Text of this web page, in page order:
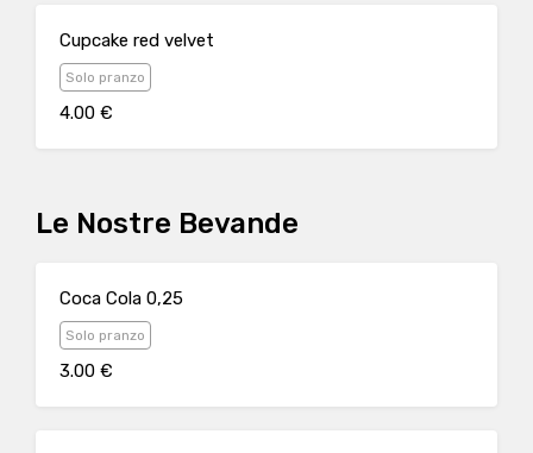
Cupcake red velvet
Solo pranzo
4.00 €
Le Nostre Bevande
Coca Cola 0,25
Solo pranzo
3.00 €